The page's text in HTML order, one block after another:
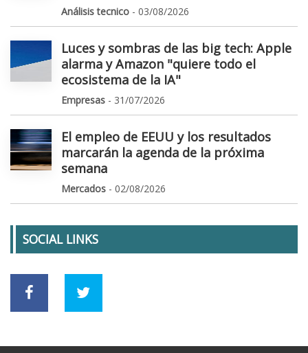
Análisis tecnico - 03/08/2026
Luces y sombras de las big tech: Apple
alarma y Amazon "quiere todo el
ecosistema de la IA"
Empresas - 31/07/2026
El empleo de EEUU y los resultados
marcarán la agenda de la próxima
semana
Mercados - 02/08/2026
SOCIAL LINKS